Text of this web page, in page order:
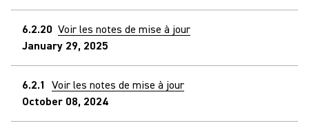
6.2.20 Voir les notes de mise à jour
January 29, 2025
6.2.1 Voir les notes de mise à jour
October 08, 2024